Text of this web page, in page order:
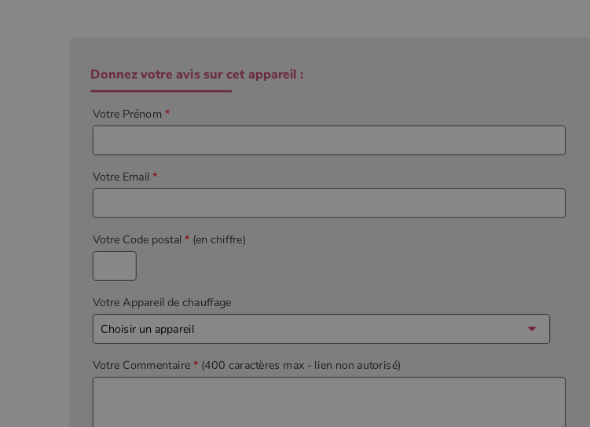
Donnez votre avis sur cet appareil :
Votre Prénom *
Votre Email *
Votre Code postal * (en chiffre)
Votre Appareil de chauffage
Votre Commentaire * (400 caractères max - lien non autorisé)